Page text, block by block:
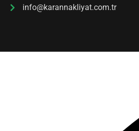
info@karannakliyat.com.tr